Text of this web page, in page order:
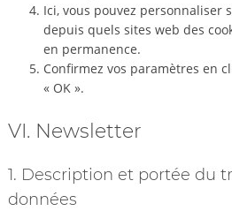
Ici, vous pouvez personnaliser
depuis quels sites web des
en permanence.
Confirmez vos paramètres en
« OK ».
VI. Newsletter
1. Description et portée du
données